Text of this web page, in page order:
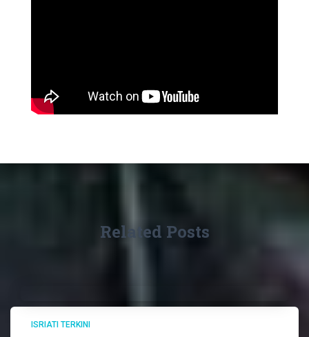
Related Posts
ISRIATI TERKINI